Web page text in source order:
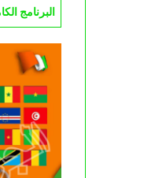
البرنامج